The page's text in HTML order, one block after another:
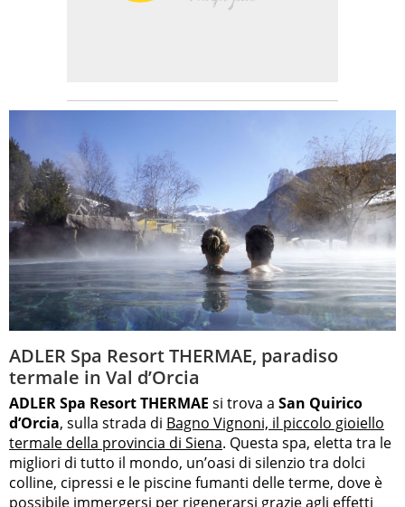
ADLER Spa Resort THERMAE, paradiso
termale in Val d’Orcia
ADLER Spa Resort THERMAE si trova a San Quirico
d’Orcia, sulla strada di Bagno Vignoni, il piccolo gioiello
termale della provincia di Siena. Questa spa, eletta tra le
migliori di tutto il mondo, un’oasi di silenzio tra dolci
colline, cipressi e le piscine fumanti delle terme, dove è
possibile immergersi per rigenerarsi grazie agli effetti